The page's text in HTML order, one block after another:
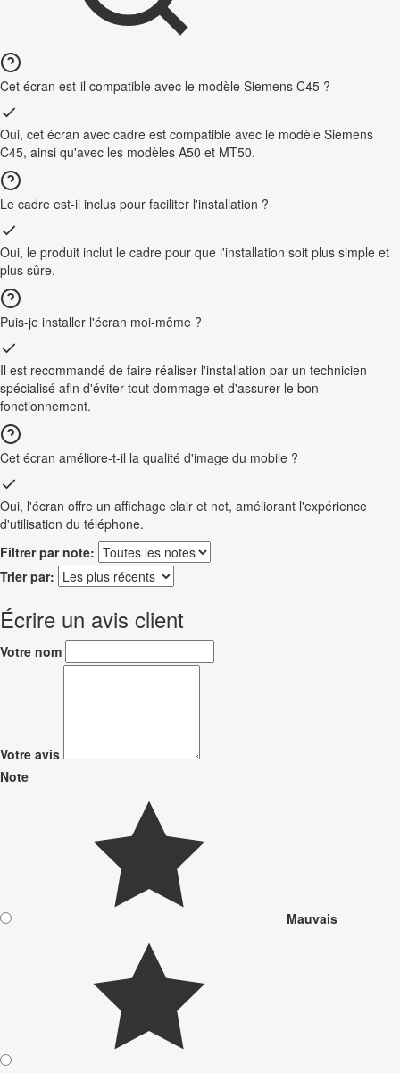
Cet écran est-il compatible avec le modèle Siemens C45 ?
Oui, cet écran avec cadre est compatible avec le modèle Siemens
C45, ainsi qu'avec les modèles A50 et MT50.
Le cadre est-il inclus pour faciliter l'installation ?
Oui, le produit inclut le cadre pour que l'installation soit plus simple et
plus sûre.
Puis-je installer l'écran moi-même ?
Il est recommandé de faire réaliser l'installation par un technicien
spécialisé afin d'éviter tout dommage et d'assurer le bon
fonctionnement.
Cet écran améliore-t-il la qualité d'image du mobile ?
Oui, l'écran offre un affichage clair et net, améliorant l'expérience
d'utilisation du téléphone.
Filtrer par note:
Trier par:
Écrire un avis client
Votre nom
Votre avis
Note
Mauvais